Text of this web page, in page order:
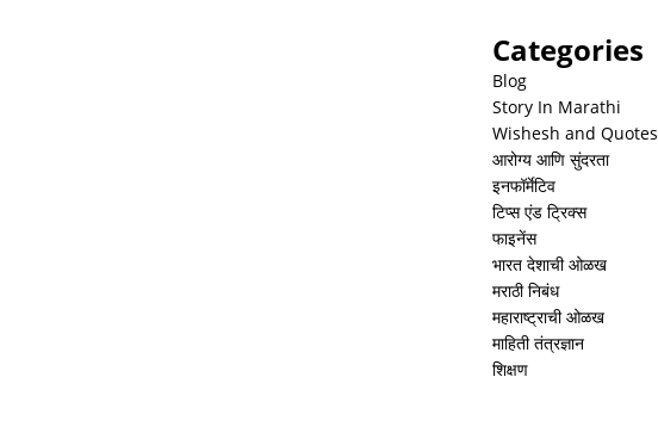
Categories
Blog
Story In Marathi
Wishesh and Quotes
आरोग्य आणि सुंदरता
इनफॉर्मेटिव
टिप्स एंड ट्रिक्स
फाइनेंस
भारत देशाची ओळख
मराठी निबंध
महाराष्ट्राची ओळख
माहिती तंत्रज्ञान
शिक्षण